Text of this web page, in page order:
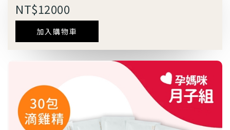
NT$12000
加入購物車